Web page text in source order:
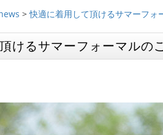
>快適に着用して頂けるサマーフォ
けるサマーフォーマルの